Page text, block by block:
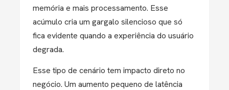
memória e mais processamento. Esse
acúmulo cria um gargalo silencioso que só
fica evidente quando a experiência do usuário
degrada.
Esse tipo de cenário tem impacto direto no
negócio. Um aumento pequeno de latência